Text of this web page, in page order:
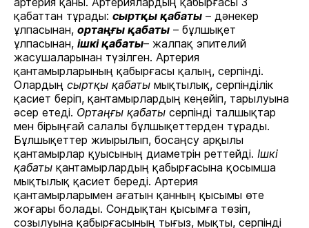
қабаттан тұрады: сыртқы қабаты – дәнекер
ұлпасынан, ортаңғы қабаты – бұлшықет
ұлпасынан, ішкі қабаты– жалпақ эпителий
жасушаларынан түзілген. Артерия
қантамырларының қабырғасы қалың, серпінді.
Олардың сыртқы қабаты мықтылық, серпінділік
қасиет беріп, қантамырлардың кеңейіп, тарылуына
әсер етеді. Ортаңғы қабаты серпінді талшықтар
мен бірыңғай салалы бұлшықеттерден тұрады.
Бұлшықеттер жиырылып, босаңсу арқылы
қантамырлар қуысының диаметрін реттейді. Ішкі
қабаты қантамырлардың қабырғасына қосымша
мықтылық қасиет береді. Артерия
қантамырларымен ағатын қанның қысымы өте
жоғары болады. Сондықтан қысымға төзіп,
созылуына қабырғасының тығыз, мықты, серпінді